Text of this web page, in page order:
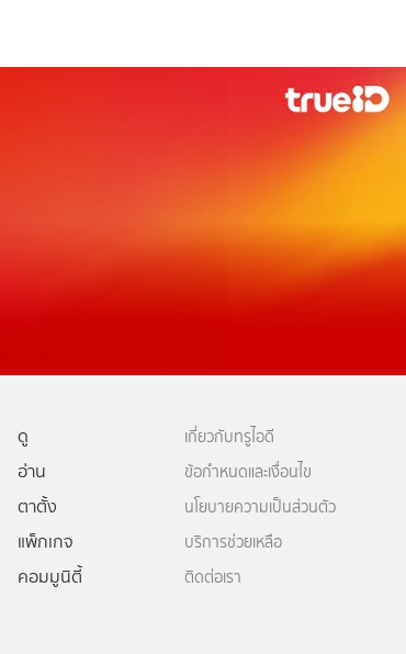
ดู
อ่าน
ตาตั้ง
แพ็กเกจ
คอมมูนิตี้
เกี่ยวกับทรูไอดี
ข้อกำหนดและเงื่อนไข
นโยบายความเป็นส่วนตัว
บริการช่วยเหลือ
ติดต่อเรา